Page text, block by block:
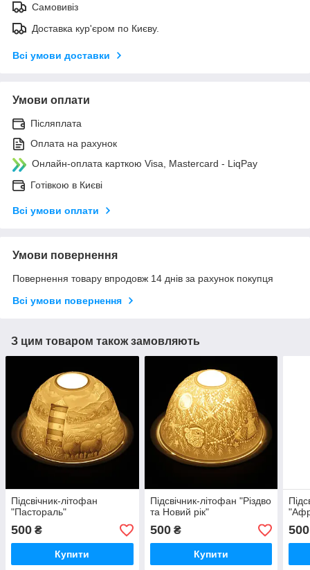
Самовивіз
Доставка кур'єром по Києву.
Всі умови доставки
Умови оплати
Післяплата
Оплата на рахунок
Онлайн-оплата карткою Visa, Mastercard - LiqPay
Готівкою в Києві
Всі умови оплати
Умови повернення
Повернення товару впродовж 14 днів за рахунок покупця
Всі умови повернення
З цим товаром також замовляють
Підсвічник-літофан
"Пастораль"
500 ₴
Купити
Підсвічник-літофан "Різдво
та Новий рік"
500₴
Купити
500